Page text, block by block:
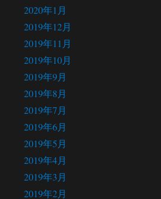
2020年1月
2019年12月
2019年11月
2019年10月
2019年9月
2019年8月
2019年7月
2019年6月
2019年5月
2019年4月
2019年3月
2019年2月